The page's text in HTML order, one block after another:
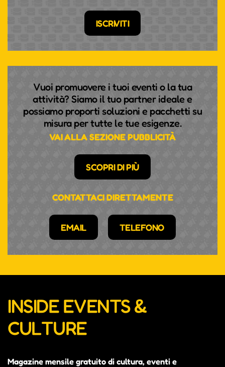
ISCRIVITI
Vuoi promuovere i tuoi eventi o la tua
attività? Siamo il tuo partner ideale e
possiamo proporti soluzioni e pacchetti su
misura per tutte le tue esigenze.
VAI ALLA SEZIONE PUBBLICITÀ
SCOPRI DI PIÙ
CONTATTACI DIRETTAMENTE
EMAIL TELEFONO
INSIDE EVENTS &
CULTURE
Magazine mensile gratuito di cultura, eventi e